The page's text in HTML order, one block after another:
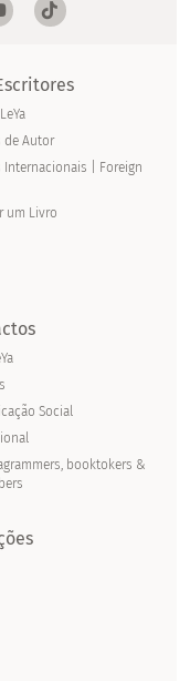
de Autor
Internacionais | Foreign
um Livro
Social
booktokers &